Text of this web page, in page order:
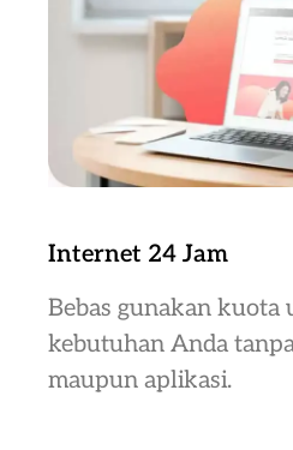
Internet 24 Jam
Bebas gunakan kuota
kebutuhan Anda
maupun aplikasi.